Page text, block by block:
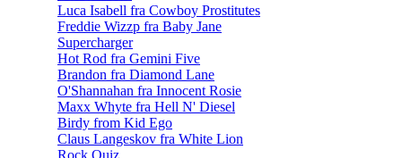
Luca Isabell fra Cowboy Prostitutes
Freddie Wizzp fra Baby Jane
Supercharger
Hot Rod fra Gemini Five
Brandon fra Diamond Lane
O'Shannahan fra Innocent Rosie
Maxx Whyte fra Hell N' Diesel
Birdy from Kid Ego
Claus Langeskov fra White Lion
Rock Quiz